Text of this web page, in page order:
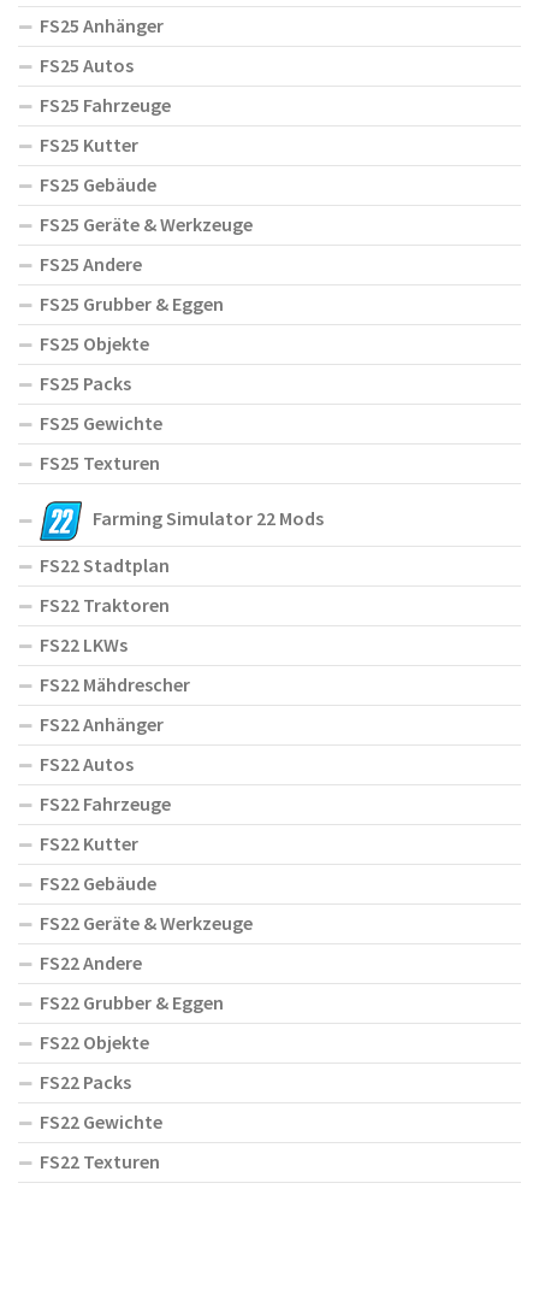
FS25 Anhänger
FS25 Autos
FS25 Fahrzeuge
FS25 Kutter
FS25 Gebäude
FS25 Geräte & Werkzeuge
FS25 Andere
FS25 Grubber & Eggen
FS25 Objekte
FS25 Packs
FS25 Gewichte
FS25 Texturen
Farming Simulator 22 Mods
FS22 Stadtplan
FS22 Traktoren
FS22 LKWs
FS22 Mähdrescher
FS22 Anhänger
FS22 Autos
FS22 Fahrzeuge
FS22 Kutter
FS22 Gebäude
FS22 Geräte & Werkzeuge
FS22 Andere
FS22 Grubber & Eggen
FS22 Objekte
FS22 Packs
FS22 Gewichte
FS22 Texturen